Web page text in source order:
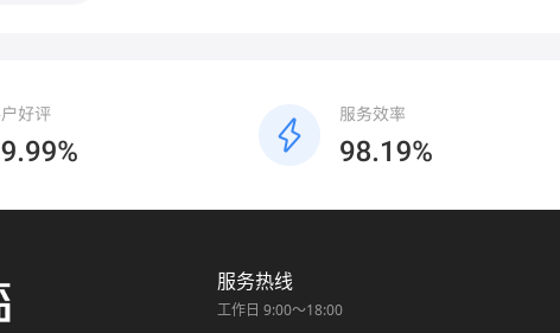
服务热线
工作日 9:00～18:00